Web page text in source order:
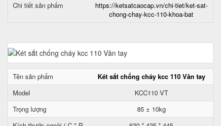
Chi tiết sản phẩm
https://ketsatcaocap.vn/chi-tiet/ket-sat-
chong-chay-kcc-110-khoa-bat
Tên sản phẩm
Két sắt chống cháy kcc 110 Vân tay
Model
KCC110 VT
Trọng lượng
85 ± 10kg